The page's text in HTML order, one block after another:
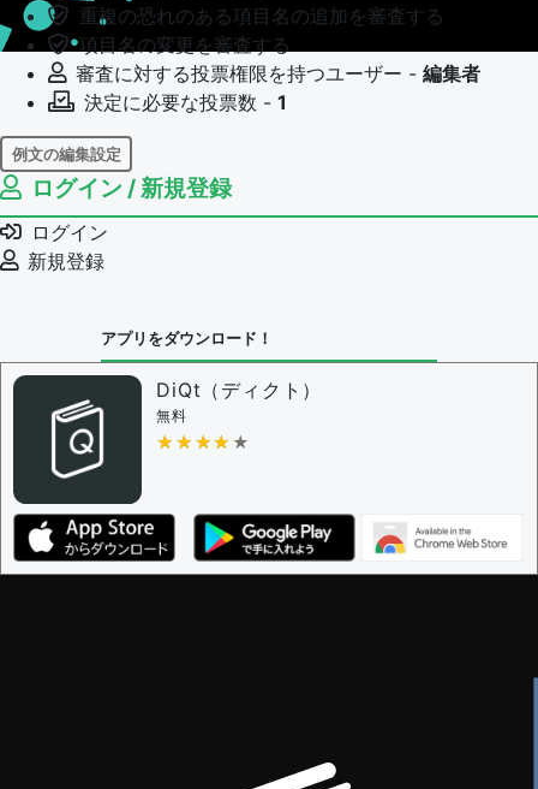
重複の恐れのある項目名の追加を審査する
項目名の変更を審査する
審査に対する投票権限を持つユーザー - 編集者
決定に必要な投票数 - 1
例文の編集設定
例文の編集権限を持つユーザー -
例文の編集を審査する
例文の削除を審査する
審査に対する投票権限を持つユーザー -
問題の編集権限を持つユーザー -
審査に対する投票権限を持つユーザー -
ザー
決定に必要な投票数 -
編集ガイドライン
ログイン / 新規登録
ログイン
新規登録
アプリをダウンロード！
DiQt（ディクト）
無料
★★★★★
★★★★★